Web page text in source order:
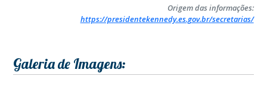
Origem das informações:
https://presidentekennedy.es.gov.br/secretarias/
Galeria de Imagens: